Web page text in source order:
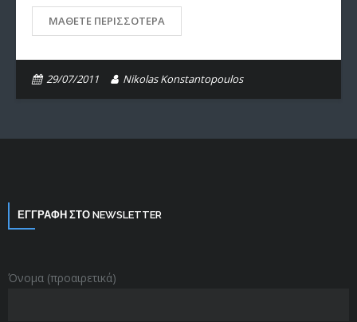
ΜΆΘΕΤΕ ΠΕΡΙΣΣΌΤΕΡΑ
29/07/2011 Nikolas Konstantopoulos
ΕΓΓΡΑΦΗ ΣΤΟ NEWSLETTER
Όνομα (προαιρετικά)